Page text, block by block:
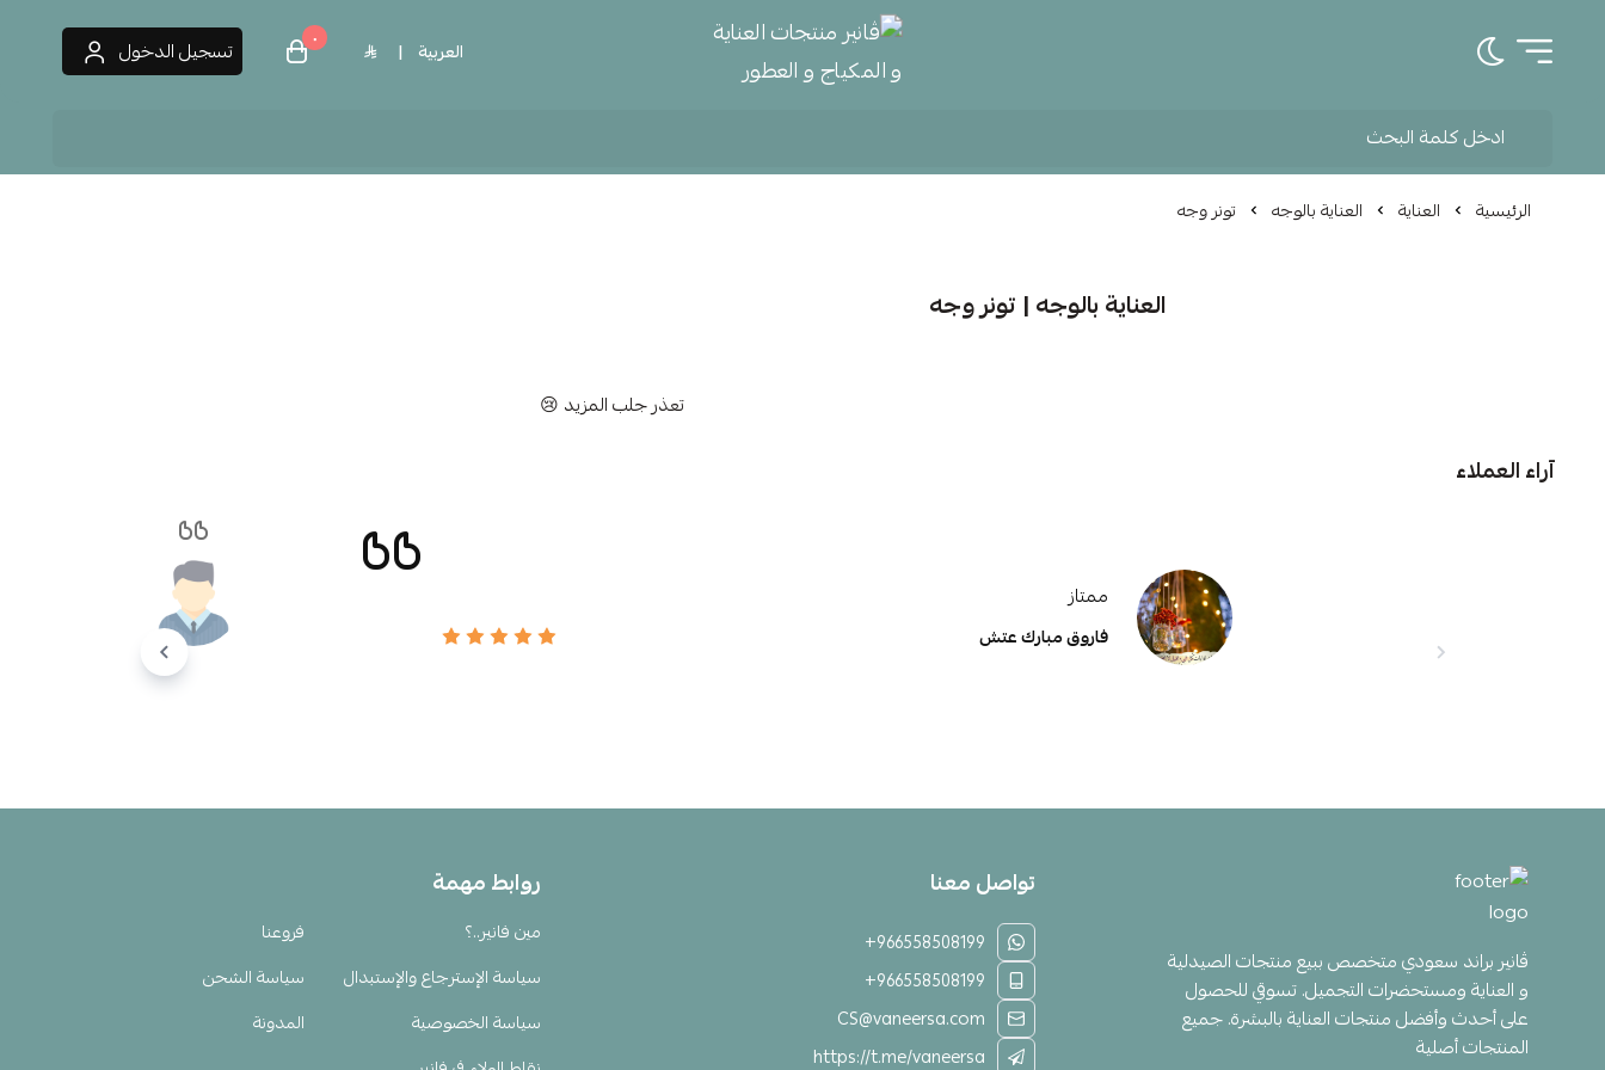
تبديل الوضع الداكن ڤانير منتجات العناية و المكياج و العطورالعربية | ٠ تسجيل الدخول
الرئيسية العناية العناية بالوجه تونر وجه
العناية بالوجه | تونر وجه
تعذر جلب المزيد 😢
آراء العملاء
ممتاز
فاروق مبارك عتش
ڤانير براند سعودي متخصص ببيع منتجات الصيدلية
و العناية ومستحضرات التجميل. تسوقي للحصول
على أحدث وأفضل منتجات العناية بالبشرة. جميع
المنتجات أصلية
تواصل معنا
+966558508199
+966558508199
CS@vaneersa.com
https://t.me/vaneersa
روابط مهمة
مين فانير..؟
فروعنا
سياسة الإسترجاع والإستبدال
سياسة الشحن
سياسة الخصوصية
المدونة